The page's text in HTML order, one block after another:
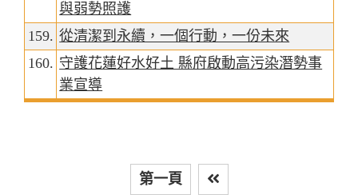
與弱勢照護
159. 從清潔到永續，一個行動，一份未來
160. 守護花蓮好水好土 縣府啟動高污染潛勢事
業宣導
第一頁